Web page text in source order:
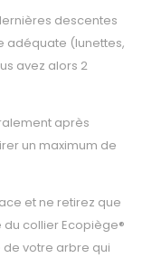
descentes
adéquate (lunettes,
avez alors 2
après
un maximum de
et ne retirez que
du collier Ecopiège®
votre arbre qui